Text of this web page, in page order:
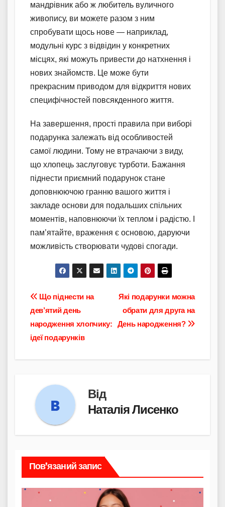
мандрівник або ж любитель вуличного
живопису, ви можете разом з ним
спробувати щось нове — наприклад,
модульні курс з відвідин у конкретних
місцях, які можуть привести до натхнення і
нових знайомств. Це може бути
прекрасним приводом для відкриття нових
специфічностей повсякденного життя.
На завершення, прості правила при виборі
подарунка залежать від особливостей
самої людини. Тому не втрачаючи з виду,
що хлопець заслуговує турботи. Бажання
піднести приємний подарунок стане
доповнюючою гранню вашого життя і
закладе основи для подальших спільних
моментів, наповнюючи їх теплом і радістю. І
пам’ятайте, враження є основою, даруючи
можливість створювати чудові спогади.
Навігація
записів
Які подарунки можна
обрати для друга на
День народження?
Що піднести на
дев’ятий день
народження хлопчику:
ідеї подарунків
Від
Наталія Лисенко
Пов’язаний запис